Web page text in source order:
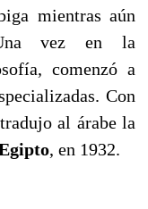
mientras aún
vez en la
comenzó a
Con
al árabe la
, en 1932.